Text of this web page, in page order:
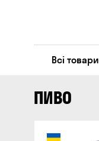
Всі товари
ПИВО